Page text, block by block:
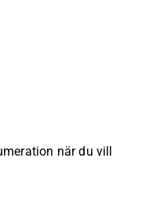
när du vill